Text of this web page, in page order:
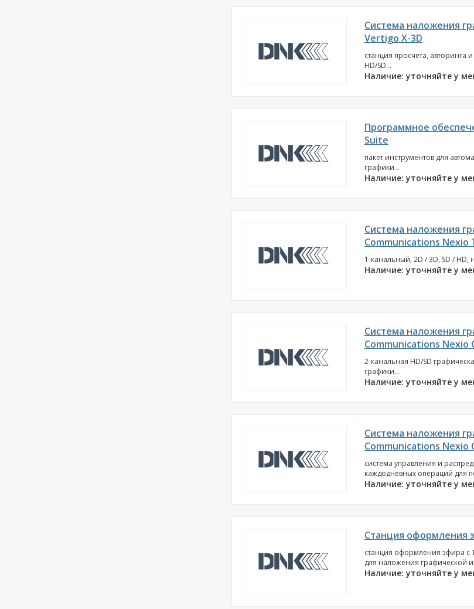
Система наложения
Vertigo X-3D
станция просчета, авторинга
HD/SD...
Наличие: уточняйте у
Программное
Suite
пакет инструментов для
графики...
Наличие: уточняйте у
Система наложения
Communications Nexio
1-канальный, 2D / 3D, SD / HD,
Наличие: уточняйте у
Система наложения
Communications Nexio
2-канальная HD/SD
графики...
Наличие: уточняйте у
Система наложения
Communications Nexio
система управления и
каждодневных операций для
Наличие: уточняйте у
Станция оформления
станция оформления эфира с
для наложения графической
Наличие: уточняйте у